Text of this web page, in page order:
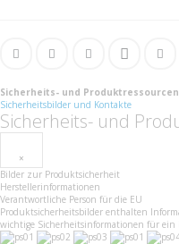
Sicherheits- und Produktressourcen
Sicherheitsbilder und Kontakte
Sicherheits- und
×
Bilder zur Produktsicherheit
Herstellerinformationen
Verantwortliche Person für die EU
Produktsicherheitsbilder enthalten
wichtige Sicherheitsinformationen für